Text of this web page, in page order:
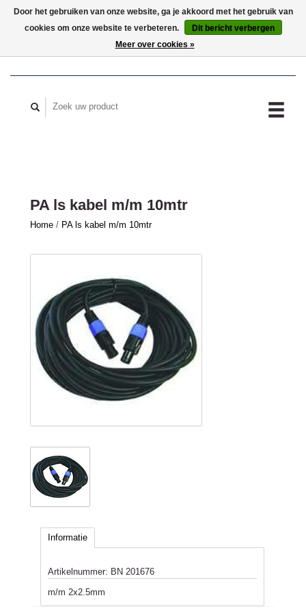
MIJN ACCOUNT
PA ls kabel m/m 10mtr
Home / PA ls kabel m/m 10mtr
Informatie
Artikelnummer: BN 201676
m/m 2x2.5mm
Door het gebruiken van onze website, ga je akkoord met het gebruik van
cookies om onze website te verbeteren.
Dit bericht verbergen
Meer over cookies »